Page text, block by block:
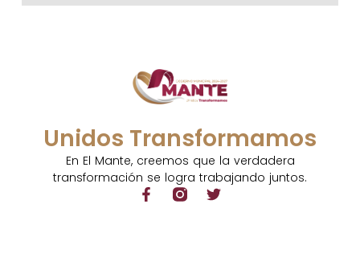
Unidos Transformamos
En El Mante, creemos que la verdadera
transformación se logra trabajando juntos.